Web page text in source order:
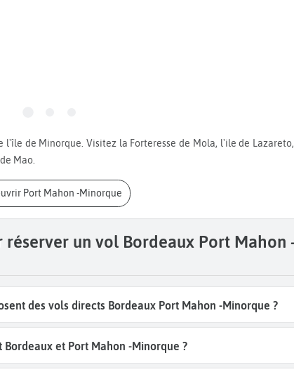
Mao.
Port Mahon -Minorque
un vol Bordeaux Port Mahon
des vols directs Bordeaux Port Mahon -Minorque ?
et Port Mahon -Minorque ?